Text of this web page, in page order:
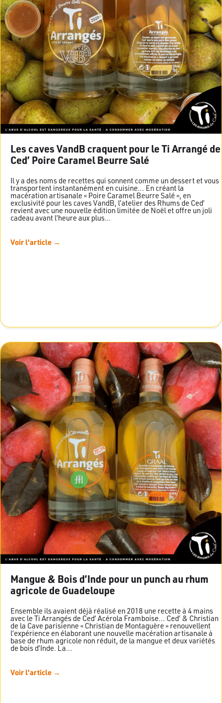
Les caves VandB craquent pour le Ti Arrangé de
Ced’ Poire Caramel Beurre Salé
Il y a des noms de recettes qui sonnent comme un dessert et vous
transportent instantanément en cuisine… En créant la
macération artisanale « Poire Caramel Beurre Salé », en
exclusivité pour les caves VandB, l’atelier des Rhums de Ced’
revient avec une nouvelle édition limitée de Noël et offre un joli
cadeau avant l’heure aux plus…
Voir l'article →
Mangue & Bois d’Inde pour un punch au rhum
agricole de Guadeloupe
Ensemble ils avaient déjà réalisé en 2018 une recette à 4 mains
avec le Ti Arrangés de Ced’ Acérola Framboise… Ced’ & Christian
de la Cave parisienne « Christian de Montaguère » renouvellent
l’expérience en élaborant une nouvelle macération artisanale à
base de rhum agricole non réduit, de la mangue et deux variétés
de bois d’Inde. La…
Voir l'article →